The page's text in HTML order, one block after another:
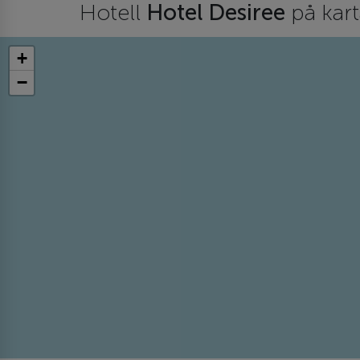
Hotell Hotel Desiree på
+
−